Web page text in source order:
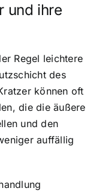
und ihre
Regel leichtere
des
können oft
die die äußere
und den
auffällig